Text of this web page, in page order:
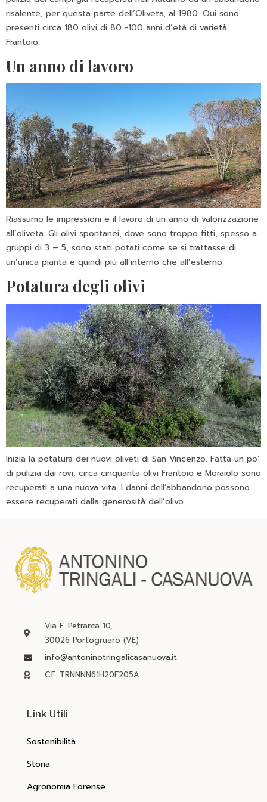
risalente, per questa parte dell’Oliveta, al 1980. Qui sono
presenti circa 180 olivi di 80 -100 anni d’età di varietà
Frantoio.
Un anno di lavoro
Riassumo le impressioni e il lavoro di un anno di valorizzazione
all’oliveta. Gli olivi spontanei, dove sono troppo fitti, spesso a
gruppi di 3 – 5, sono stati potati come se si trattasse di
un’unica pianta e quindi più all’interno che all’esterno.
Potatura degli olivi
Inizia la potatura dei nuovi oliveti di San Vincenzo. Fatta un po’
di pulizia dai rovi, circa cinquanta olivi Frantoio e Moraiolo sono
recuperati a una nuova vita. I danni dell’abbandono possono
essere recuperati dalla generosità dell’olivo.
Via F. Petrarca 10,
30026 Portogruaro (VE)
info@antoninotringalicasanuova.it
C.F. TRNNNN61H20F205A
Link Utili
Sostenibilità
Storia
Agronomia Forense